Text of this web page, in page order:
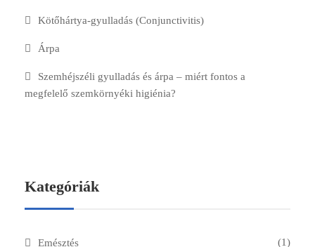
Kötőhártya-gyulladás (Conjunctivitis)
Árpa
Szemhéjszéli gyulladás és árpa – miért fontos a
megfelelő szemkörnyéki higiénia?
Kategóriák
Emésztés (1)